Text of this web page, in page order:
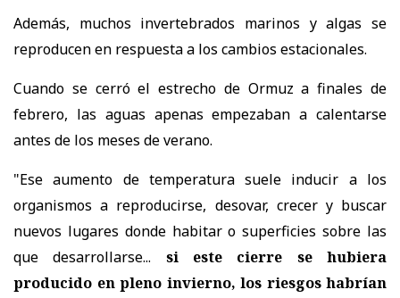
Además, muchos invertebrados marinos y algas se
reproducen en respuesta a los cambios estacionales.
Cuando se cerró el estrecho de Ormuz a finales de
febrero, las aguas apenas empezaban a calentarse
antes de los meses de verano.
"Ese aumento de temperatura suele inducir a los
organismos a reproducirse, desovar, crecer y buscar
nuevos lugares donde habitar o superficies sobre las
que desarrollarse... si este cierre se hubiera
producido en pleno invierno, los riesgos habrían